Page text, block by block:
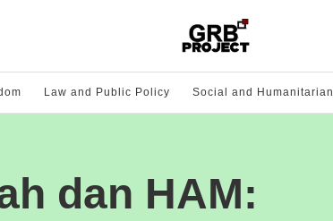
Law and Public Policy Social and Humanitarian
dan HAM: